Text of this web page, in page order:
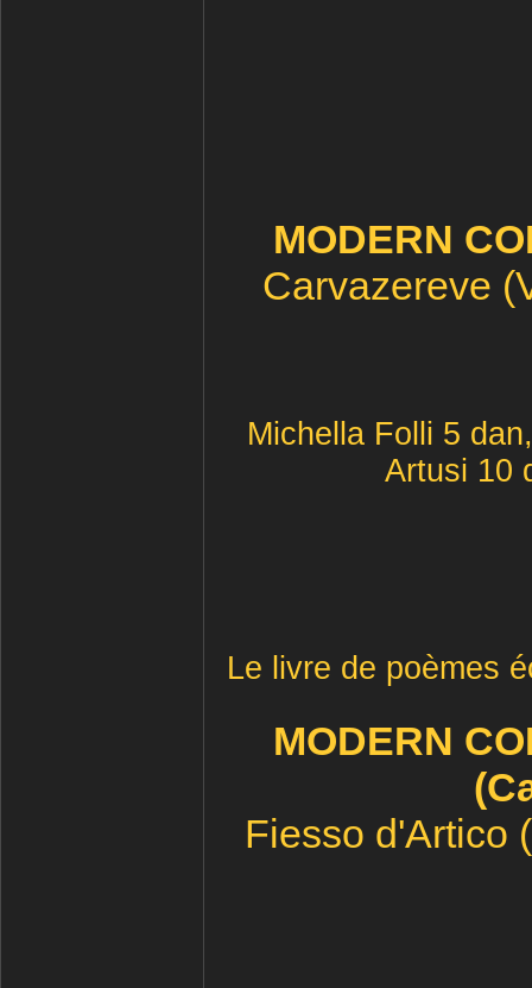
MODERN
Carvazereve
Michella Folli 5
Artusi 10
Le livre de poèmes
MODERN
Fiesso d'Artico